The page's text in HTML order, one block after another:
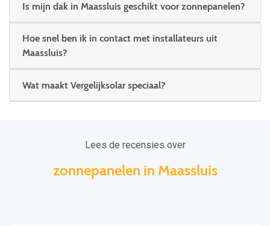
Is mijn dak in Maassluis geschikt voor zonnepanelen?
Hoe snel ben ik in contact met installateurs uit
Maassluis?
Wat maakt Vergelijksolar speciaal?
Lees de recensies over
zonnepanelen in Maassluis